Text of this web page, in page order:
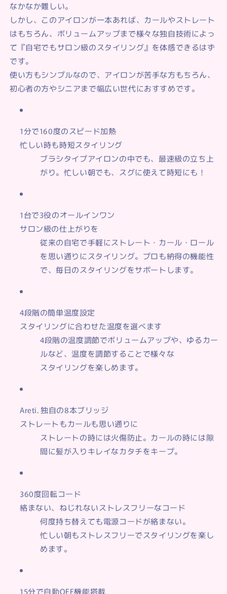
なかなか難しい。
しかし、このアイロンが一本あれば、カールやストレート
はもちろん、ボリュームアップまで様々な独自技術によっ
て 『自宅でもサロン級のスタイリング』 を体感できるはず
です。
使い方もシンプルなので、 アイロンが苦手な方もちろん、
初心者の方やシニアまで幅広い世代におすすめです。
1分で160度のスピード加熱
忙しい時も時短スタイリング
ブラシタイプアイロンの中でも、最速級の立ち上
がり。忙しい朝でも、スグに使えて時短にも！
1台で3役のオールインワン
サロン級の仕上がりを
従来の自宅で手軽にストレート・カール・ロール
を思い通りにスタイリング。プロも納得の機能性
で、毎日のスタイリングをサポートします。
4段階の簡単温度設定
スタイリングに合わせた温度を選べます
4段階の温度調節でボリュームアップや、ゆるカー
ルなど、温度を調節することで様々な
スタイリングを楽しめます。
Areti. 独自の8本ブリッジ
ストレートもカールも思い通りに
ストレートの時には火傷防止。カールの時には隙
間に髪が入りキレイなカタチをキープ。
360度回転コード
絡まない、ねじれないストレスフリーなコード
何度持ち替えても電源コードが絡まない。
忙しい朝もストレスフリーでスタイリングを楽し
めます。
15分で自動OFF機能搭載